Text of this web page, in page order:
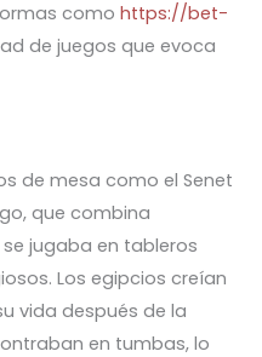
comohttps://bet-
de juegos que evoca
de mesa como el Senet
que combina
jugaba en tableros
Los egipcios creían
vida después de la
en tumbas, lo